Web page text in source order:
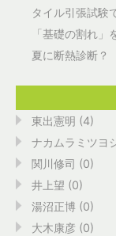
タイル引張試験
「基礎の割れ
夏に断熱診断？
東出憲明 (4)
ナカムラミツヨ
関川修司 (0)
井上望 (0)
湯沼正博 (0)
大木康彦 (0)